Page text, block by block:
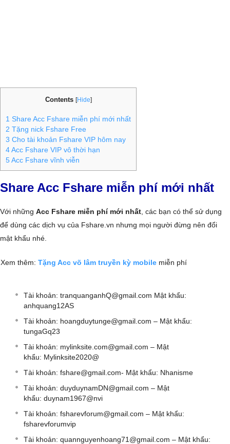
Contents [Hide]
1 Share Acc Fshare miễn phí mới nhất
2 Tặng nick Fshare Free
3 Cho tài khoản Fshare VIP hôm nay
4Acc Fshare VIP vô thời hạn
5Acc Fshare vĩnh viễn
Share Acc Fshare miễn phí mới nhất
Với những Acc Fshare miễn phí mới nhất , các bạn có thể sử dụng
để dùng các dịch vụ của Fshare.vn nhưng mọi người đừng nên đổi
mật khẩu nhé.
Xem thêm: Tặng Acc võ lâm truyền kỳ mobile miễn phí
Tài khoản: tranquanganhQ@gmail.com Mật khẩu:
anhquang12AS
Tài khoản: hoangduytunge@gmail.com – Mật khẩu:
tungaGq23
Tài khoản: mylinksite.com@gmail.com – Mật
khẩu: Mylinksite2020@
Tài khoản: fshare@gmail.com- Mật khẩu: Nhanisme
Tài khoản: duyduynamDN@gmail.com – Mật
khẩu: duynam1967@nvi
Tài khoản: fsharevforum@gmail.com – Mật khẩu:
fsharevforumvip
Tài khoản: quannguyenhoang71@gmail.com – Mật khẩu: